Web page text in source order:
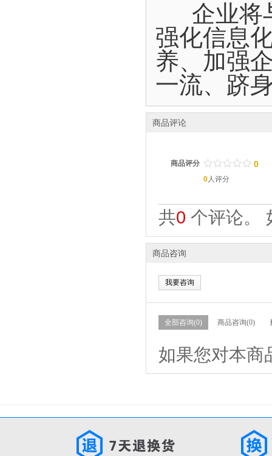
企业将
强化信息
养、加强
一流、跻
商品评论
商品评分 / / / / /
. . . . . 0
0人评分
共0 个评论。
商品咨询
我要咨询
全部咨询(0) 商品咨询(0)
如果您对本商